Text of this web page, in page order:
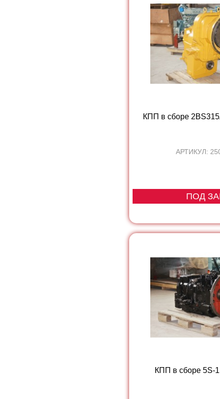
КПП в сборе
АРТИКУЛ:
ПОД
КПП в сборе 5S-